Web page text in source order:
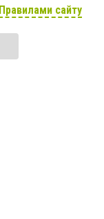
Правилами сайту